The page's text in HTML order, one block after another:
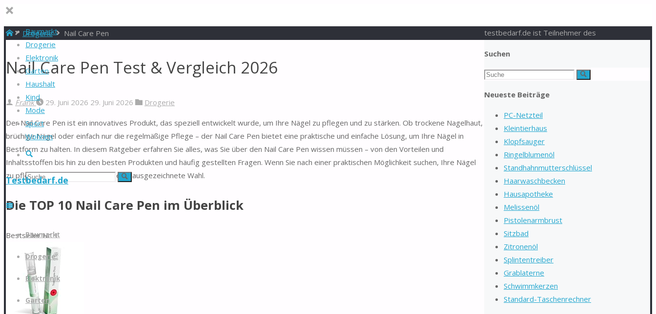
Baumarkt
Drogerie
Elektronik
Garten
Haushalt
Kind
Mode
Sport
Wohnen
Suche
Suchen Suche
Testbedarf.de
springen
Baumarkt
Drogerie
Elektronik
Garten
StartDrogerie Nail Care Pen
Nail Care Pen Test & Vergleich 2026
Frank 29. Juni 2026 29. Juni 2026 Drogerie
Der Nail Care Pen ist ein innovatives Produkt, das speziell entwickelt wurde, um Ihre Nägel zu pflegen und zu stärken. Ob trockene Nagelhaut,
brüchige Nägel oder einfach nur die regelmäßige Pflege – der Nail Care Pen bietet eine praktische und einfache Lösung, um Ihre Nägel in
Bestform zu halten. In diesem Ratgeber erfahren Sie alles, was Sie über den Nail Care Pen wissen müssen – von den Vorteilen und
Inhaltsstoffen bis hin zu den besten Produkten und häufig gestellten Fragen. Wenn Sie nach einer praktischen Möglichkeit suchen, Ihre Nägel
zu pflegen, ist der Nail Care Pen eine ausgezeichnete Wahl.
Die TOP 10 Nail Care Pen im Überblick
Bestseller Nr. 1
Suchen
Suchen
Suche
Neueste Beiträge
PC-Netzteil
Kleintierhaus
Klopfsauger
Ringelblumenöl
Standhahnmutterschlüssel
Haarwaschbecken
Hausapotheke
Melissenöl
Pistolenarmbrust
Sitzbad
Zitronenöl
Splintentreiber
Grablaterne
Schwimmkerzen
Standard-Taschenrechner
testbedarf.de ist Teilnehmer des